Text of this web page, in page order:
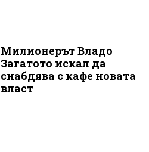
Милионерът Владо
Загатото искал да
снабдява с кафе новата
власт